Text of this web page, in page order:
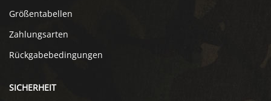
Größentabellen
Zahlungsarten
Rückgabebedingungen
SICHERHEIT